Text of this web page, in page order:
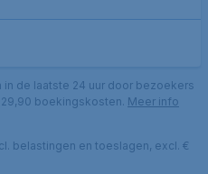
de laatste 24 uur door bezoekers
boekingskosten. Meer info
belastingen en toeslagen, excl. €